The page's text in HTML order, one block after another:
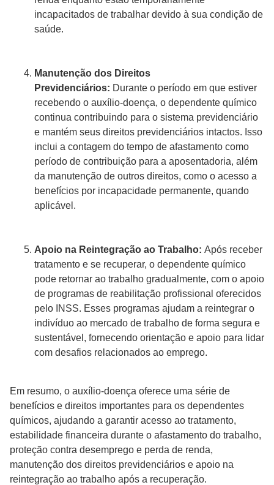
incapacitados de trabalhar devido à sua condição de
saúde.
Manutenção dos Direitos
Previdenciários: Durante o período em que estiver
recebendo o auxílio-doença, o dependente químico
continua contribuindo para o sistema previdenciário
e mantém seus direitos previdenciários intactos. Isso
inclui a contagem do tempo de afastamento como
período de contribuição para a aposentadoria, além
da manutenção de outros direitos, como o acesso a
benefícios por incapacidade permanente, quando
aplicável.
Apoio na Reintegração ao Trabalho: Após receber
tratamento e se recuperar, o dependente químico
pode retornar ao trabalho gradualmente, com o apoio
de programas de reabilitação profissional oferecidos
pelo INSS. Esses programas ajudam a reintegrar o
indivíduo ao mercado de trabalho de forma segura e
sustentável, fornecendo orientação e apoio para lidar
com desafios relacionados ao emprego.
Em resumo, o auxílio-doença oferece uma série de
benefícios e direitos importantes para os dependentes
químicos, ajudando a garantir acesso ao tratamento,
estabilidade financeira durante o afastamento do trabalho,
proteção contra desemprego e perda de renda,
manutenção dos direitos previdenciários e apoio na
reintegração ao trabalho após a recuperação.